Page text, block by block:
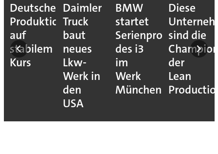
Deutsche
Produktion
auf
stabilem
Kurs
Daimler
Truck
baut
neues
Lkw-
Werk in
den
USA
BMW
startet
Serienproduktion
des i3
im
Werk
München
Diese
sind die
der
Lean